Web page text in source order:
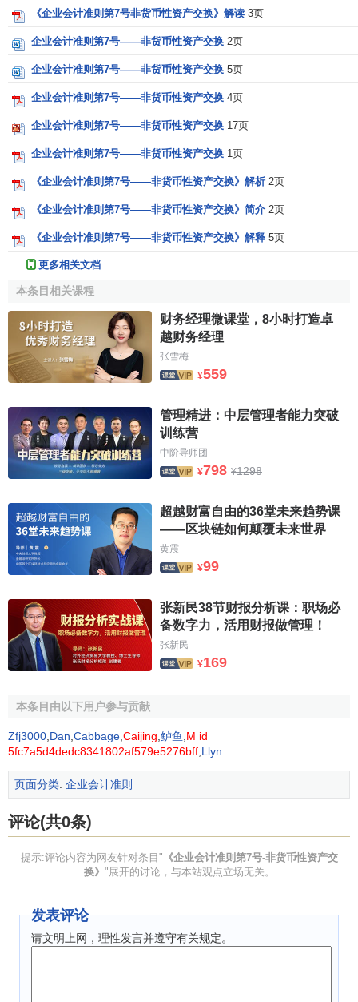
（三）非货币性资产交换中涉及由《企业会计准则第 22
号——金融工具确认和计量》规范的金融资产
的确认、终止确认和计量适用《企业会计准则第 22 号——金
转移》。
（四）非货币性资产交换中涉及由《企业会计准则第 21
号——租赁》规范的使用权资产或应收融资租赁款
关资产的确认、终止确认和计量适用《企业会计准则第 21号
（五）非货币性资产交换的一方直接或间接对另一方持
股且以
均受同一方或相同的多方最终控制，且该非货币性资产交换
的交易实质是交换的一方向另一方进行了权益性分配或交换
的一方接受了另一方权益性投入的，适用权益交易的有关会
计处理规定。
第二章 确认
第四条企业应当分别按照下列原则对非货币性资产交换
中的换入资产进行确认，对换出资产终止确认：
（一）对于换入资产，企业应当在换入资产符合资产定
义并满足资产确认条件时予以确认；
（二）对于换出资产，企业应当在换出资产满足资产终
止确认条件时终止确认。
第五条
换入资产的确认时点与换出资产的终止确认时点
处理：
（一）换入资产满足资产确认条件，换出资产尚未满足
终止确认条件的，在确认换入资产的同时将交付换出资产的
（二）换入资产尚未满足资产确认条件，换出资产满足
终止确认条件的，在终止确认换出资产的同时将取得换入资
产的权利确认为一项资产。
第三章 以公允价值为基础计量
第六条非货币性资产交换同时满足下列条件的，应当以
公允价值为基础计量：
（二）换入资产或换出资产的公允价值能够可靠地计
量。
《企业会计准则第7号非货币性资产交换》解读 3页
企业会计准则第7号——非货币性资产交换 2页
企业会计准则第7号——非货币性资产交换 5页
企业会计准则第7号——非货币性资产交换 4页
企业会计准则第7号——非货币性资产交换 17页
企业会计准则第7号——非货币性资产交换 1页
《企业会计准则第7号——非货币性资产交换》解析 2页
《企业会计准则第7号——非货币性资产交换》简介 2页
《企业会计准则第7号——非货币性资产交换》解释 5页
更多相关文档
本条目相关课程
财务经理微课堂，8小时打造卓
越财务经理
张雪梅
¥559
管理精进：中层管理者能力突破
训练营
中阶导师团
¥798 ¥1298
超越财富自由的36堂未来趋势课
——区块链如何颠覆未来世界
黄震
¥99
张新民38节财报分析课：职场必
备数字力，活用财报做管理！
张新民
¥169
本条目由以下用户参与贡献
Zfj3000 Dan Cabbage Caijing 鲈鱼 M id
5fc7a5d4dedc8341802af579e5276bff Llyn
页面分类: 企业会计准则
评论(共0条)
提示:评论内容为网友针对条目" 《企业会计准则第7号-非货币性资产交
换》 "展开的讨论，与本站观点立场无关。
发表评论
请文明上网，理性发言并遵守有关规定。